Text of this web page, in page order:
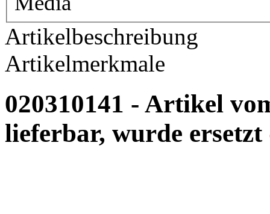
Artikelbeschreibung
Artikelmerkmale
020310141 - Artikel
lieferbar, wurde ersetzt